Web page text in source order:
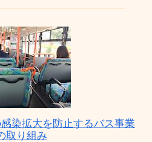
染拡大を防止するバス事業
取り組み